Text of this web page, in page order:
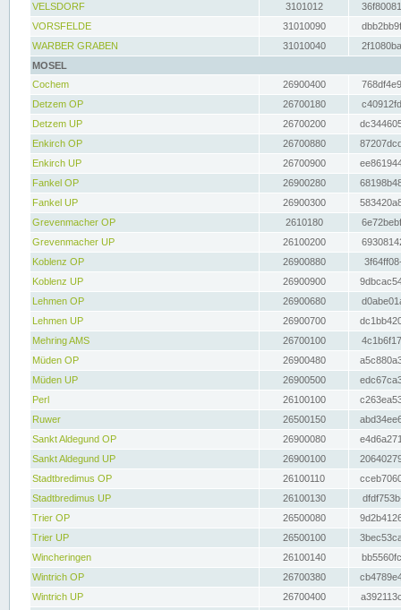
VELSDORF
3101012
VORSFELDE
31010090
WARBER GRABEN
31010040
MOSEL
Cochem
26900400
Detzem OP
26700180
Detzem UP
26700200
Enkirch OP
26700880
Enkirch UP
26700900
Fankel OP
26900280
Fankel UP
26900300
Grevenmacher OP
2610180
Grevenmacher UP
26100200
Koblenz OP
26900880
Koblenz UP
26900900
Lehmen OP
26900680
Lehmen UP
26900700
Mehring AMS
26700100
Müden OP
26900480
Müden UP
26900500
Perl
26100100
Ruwer
26500150
Sankt Aldegund OP
26900080
Sankt Aldegund UP
26900100
Stadtbredimus OP
26100110
Stadtbredimus UP
26100130
Trier OP
26500080
Trier UP
26500100
Wincheringen
26100140
Wintrich OP
26700380
Wintrich UP
26700400